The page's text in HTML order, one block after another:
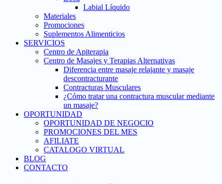
Labial Líquido
Materiales
Promociones
Suplementos Alimenticios
SERVICIOS
Centro de Apiterapia
Centro de Masajes y Terapias Alternativas
Diferencia entre masaje relajante y masaje
descontracturante
Contracturas Musculares
¿Cómo tratar una contractura muscular mediante
un masaje?
OPORTUNIDAD
OPORTUNIDAD DE NEGOCIO
PROMOCIONES DEL MES
AFILIATE
CATALOGO VIRTUAL
BLOG
CONTACTO